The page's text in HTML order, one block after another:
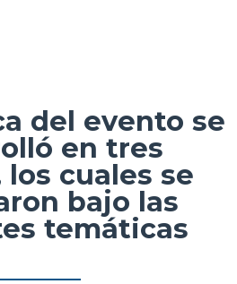
del evento se
en tres
los cuales se
bajo las
temáticas